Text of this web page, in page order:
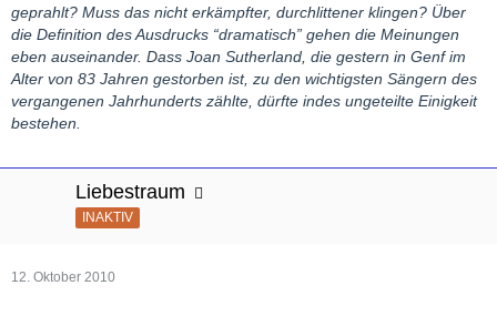
geprahlt? Muss das nicht erkämpfter, durchlittener klingen? Über
die Definition des Ausdrucks “dramatisch” gehen die Meinungen
eben auseinander. Dass Joan Sutherland, die gestern in Genf im
Alter von 83 Jahren gestorben ist, zu den wichtigsten Sängern des
vergangenen Jahrhunderts zählte, dürfte indes ungeteilte Einigkeit
bestehen.
Liebestraum
INAKTIV
12. Oktober 2010